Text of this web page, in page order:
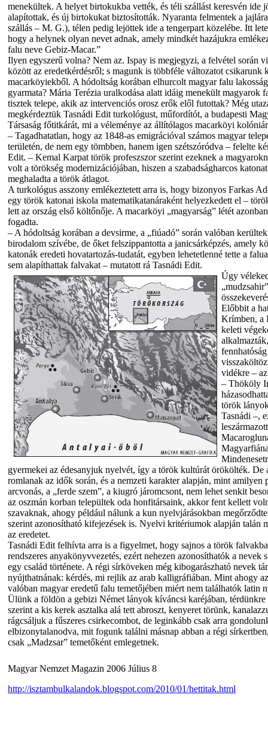
menekültek. A helyet birtokukba vették, és téli szállást keresvén ide
alapítottak, és új birtokukat biztosították. Nyaranta felmentek a
szállás – M. G.), télen pedig lejöttek ide a tengerpart közelébe. Itt
hogy a helynek olyan nevet adnak, amely mindkét hazájukra
falu neve Gebiz-Macar.”
Ilyen egyszerű volna? Nem az. Ispay is megjegyzi, a felvétel során
között az eredetkérdésről; s magunk is többféle változatot csikarunk
macarköyiekből. A hódoltság korában elhurcolt magyar falu
gyarmata? Mária Terézia uralkodása alatt idáig menekült magyarok
tisztek telepe, akik az intervenciós orosz erők elől futottak? Még
megkérdeztük Tasnádi Edit turkológust, műfordítót, a budapesti
Társaság főtitkárát, mi a véleménye az állítólagos macarköyi
– Tagadhatatlan, hogy az 1848-as emigrációval számos magyar
területén, de nem egy tömbben, hanem igen szétszóródva – felelte
Edit. – Kemal Karpat török profeszszor szerint ezeknek a
volt a törökség modernizációjában, hiszen a szabadságharcos
meghaladta a török átlagot.
A turkológus asszony emlékeztetett arra is, hogy bizonyos Farkas
egy török katonai iskola matematikatanáraként helyezkedett el –
lett az ország első költőnője. A macarköyi „magyarság” létét
fogadta.
– A hódoltság korában a devsirme, a „fiúadó” során valóban
birodalom szívébe, de őket felszippantotta a janicsárképzés, amely
katonák eredeti hovatartozás-tudatát, egyben lehetetlenné tette a
sem alapíthattak falvakat – mutatott rá Tasnádi Edit.
Úgy
Előbbit a
Krímben, a
keleti
vidékre –
– Thököly
török
Tasnádi –,
gyermekei az édesanyjuk nyelvét, így a török kultúrát örökölték. De
romlanak az idők során, és a nemzeti karakter alapján, mint amilyen
arcvonás, a „ferde szem”, a kiugró járomcsont, nem lehet senkit
az oszmán korban települtek oda honfitársaink, akkor fent kellett
szavaknak, ahogy például nálunk a kun nyelvjárásokban
szerint azonosítható kifejezések is. Nyelvi kritériumok alapján talán
az eredetet.
Tasnádi Edit felhívta arra is a figyelmet, hogy sajnos a török
rendszeres anyakönyvvezetés, ezért nehezen azonosíthatók a nevek
egy család története. A régi sírköveken még kibogarászható nevek
nyújthatnának: kérdés, mi rejlik az arab kalligráfiában. Mint ahogy
valóban magyar eredetű falu temetőjében miért nem találhatók latin
Ülünk a földön a gebizi Német lányok kíváncsi karéjában,
szerint a kis kerek asztalka alá tett abroszt, kenyeret törünk,
rágcsáljuk a fűszeres csirkecombot, de leginkább csak arra
elbizonytalanodva, mit fogunk találni másnap abban a régi
csak „Madzsar” temetőként emlegetnek.
Magyar Nemzet Magazin 2006 Július 8
http://isztambulkalandok.blogspot.com/2010/01/hettitak.html